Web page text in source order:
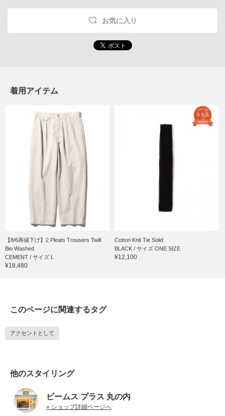
お気に入り
着用アイテム
【8/6再値下げ】2 Pleats Trousers Twill
Bio Washed
CEMENT / サイズ L
¥18,480
Cotton Knit Tie Solid
BLACK / サイズ ONE SIZE
¥12,100
このページに関連するタグ
アクセントとして
他のスタイリング
ビームス プラス 丸の内
» ショップ詳細ページへ